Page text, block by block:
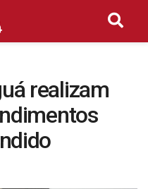
realizam